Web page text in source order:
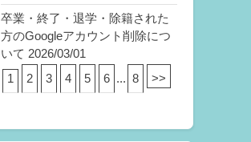
卒業・終了・退学・除籍された
方のGoogleアカウント削除につ
いて 2026/03/01
1
2 3 4 5 6 ... 8 >>